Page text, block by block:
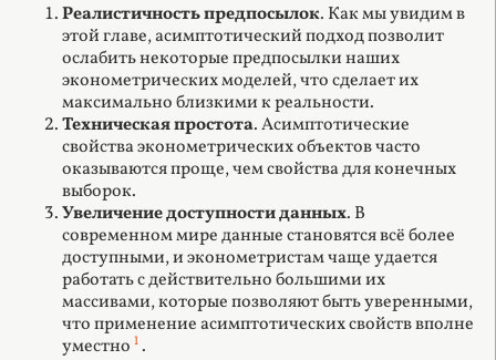
Реалистичность предпосылок. Как мы увидим в
этой главе, асимптотический подход позволит
ослабить некоторые предпосылки наших
эконометрических моделей, что сделает их
максимально близкими к реальности.
Техническая простота. Асимптотические
свойства эконометрических объектов часто
оказываются проще, чем свойства для конечных
выборок.
Увеличение доступности данных. В
современном мире данные становятся всё более
доступными, и эконометристам чаще удается
работать с действительно большими их
массивами, которые позволяют быть уверенными,
что применение асимптотических свойств вполне
уместно 1 .